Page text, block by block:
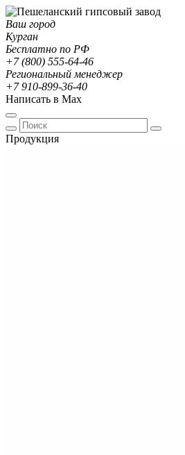
Ваш город
Курган
Бесплатно по РФ
+7 (800) 555-64-46
Региональный менеджер
+7 910-899-36-40
Написать в Max
Продукция